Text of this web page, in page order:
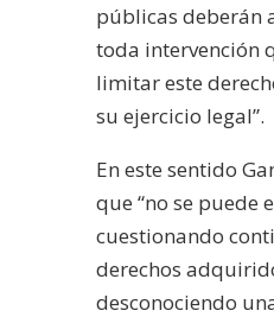
públicas deberán
toda intervención
limitar este
su ejercicio legal”.
En este sentido
que “no se puede
cuestionando
derechos
desconociendo